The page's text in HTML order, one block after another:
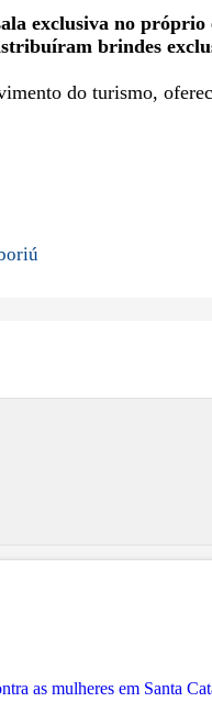
exclusiva no próprio
brindes
do turismo,